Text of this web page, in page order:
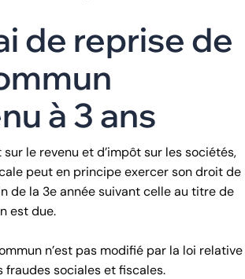
de reprise de
à 3 ans
sur le revenu et d’impôt sur les sociétés,
peut en principe exercer son droit de
de la 3e année suivant celle au titre de
est due.
n’est pas modifié par la loi relative
fraudes sociales et fiscales.